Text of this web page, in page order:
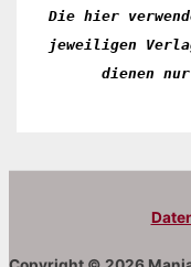
Die hier
jeweiligen
dienen